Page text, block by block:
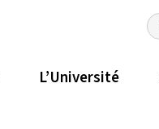
L’Université